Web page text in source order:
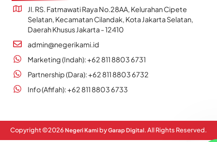
Jl. RS. Fatmawati Raya No.28AA, Kelurahan Cipete
Selatan, Kecamatan Cilandak, Kota Jakarta Selatan,
Daerah Khusus Jakarta - 12410
admin@negerikami.id
Marketing (Indah): +62 811 8803 6731
Partnership (Dara): +62 811 8803 6732
Info (Afifah): +62 811 8803 6733
Copyright ©2026 Negeri Kami byGarap Digital. All Rights Reserved.